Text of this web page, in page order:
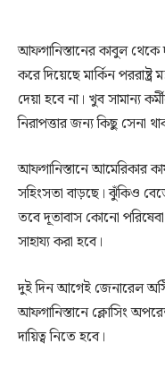
আফগানিস্তানের কাবুল থেকে
করে দিয়েছে মার্কিন
দেয়া হবে না। খুব সামান্য
নিরাপত্তার জন্য কিছু সেনা
আফগানিস্তানে আমেরিকার
সহিংসতা বাড়ছে। ঝুঁকিও
তবে দূতাবাস কোনো
সাহায্য করা হবে।
দুই দিন আগেই জেনারেল
আফগানিস্তানে ক্লোসিং
দায়িত্ব নিতে হবে।